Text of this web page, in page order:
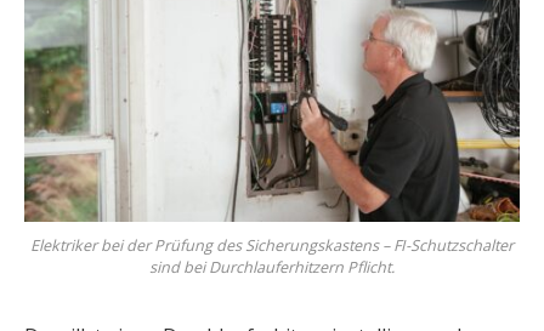
Elektriker bei der Prüfung des Sicherungskastens – FI-Schutzschalter
sind bei Durchlauferhitzern Pflicht.